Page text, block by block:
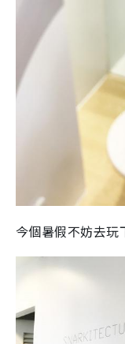
今個暑假不妨去玩